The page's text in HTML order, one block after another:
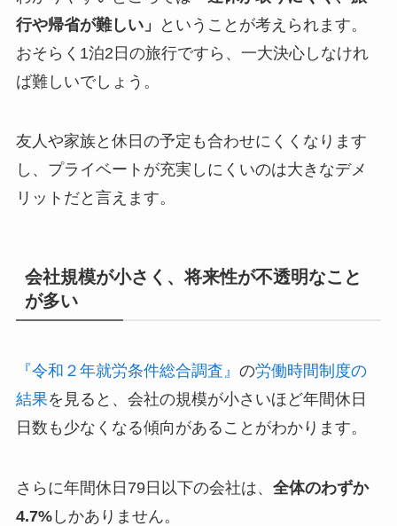
行や帰省が難しい」
ということが考えられます。
おそらく1泊2日の旅行ですら、一大決心しなけれ
ば難しいでしょう。
友人や家族と休日の予定も合わせにくくなります
し、プライベートが充実しにくいのは大きなデメ
リットだと言えます。
会社規模が小さく、将来性が不透明なこと
が多い
『令和２年就労条件総合調査』 の労働時間制度の
結果を見ると、会社の規模が小さいほど年間休日
日数も少なくなる傾向があることがわかります。
さらに年間休日79日以下の会社は、 全体のわずか
4.7%しかありません。